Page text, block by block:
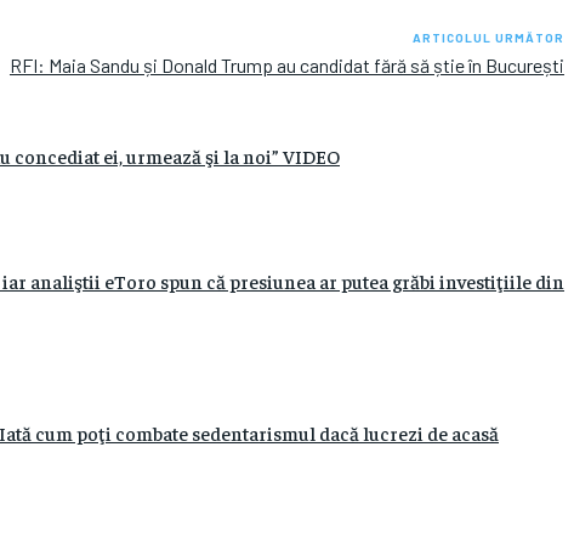
ARTICOLUL URMĂTOR
RFI: Maia Sandu și Donald Trump au candidat fără să știe în București
ei, urmează şi la noi” VIDEO
analiştii eToro spun că presiunea ar putea grăbi investiţiile din
cum poţi combate sedentarismul dacă lucrezi de acasă